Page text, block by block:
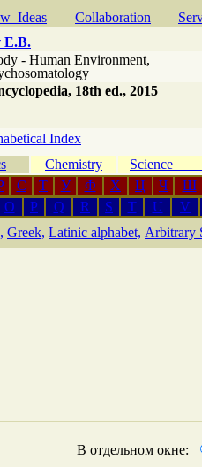
Ideas Сollaboration
E.B.
- Human Environment,
18th ed., 2015
Index
Chemistry
Science
С Т У Ф Х Ц Ч Ш
O P Q R S T U V
Greek, Latinic alphabet, Arbitrary
В отдельном окне: